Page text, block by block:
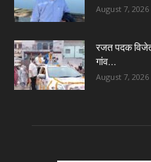
August 7, 2026
रजत पदक
गांव...
August 7, 2026